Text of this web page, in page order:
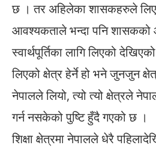
छ । तर अहिलेका शासकहरुले
आवश्यकताले भन्दा पनि
स्वार्थपूर्तिका लागि लिएको
लिएको क्षेत्र हेर्ने हो भने जुनजुन
नेपालले लियो, त्यो त्यो क्षेत्रले
गर्न नसकेको पुष्टि हुँदै गएको छ ।
शिक्षा क्षेत्रमा नेपालले धेरै